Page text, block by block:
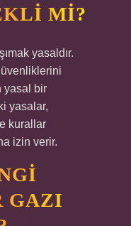
MI?
yasaldır.
yasal bir
yasalar,
kurallar
izin verir.
GAZI